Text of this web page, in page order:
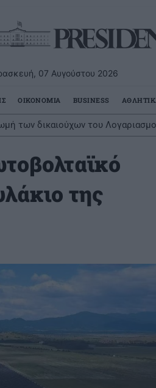
07 Αυγούστου 2026
ΟΙΚΟΝΟΜΙΑ BUSINESS
των δικαιούχων του
της